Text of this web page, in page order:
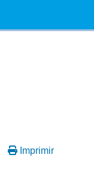
Imprimir